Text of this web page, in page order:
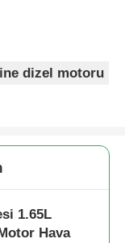
dizel motoru
1.65L
Hava